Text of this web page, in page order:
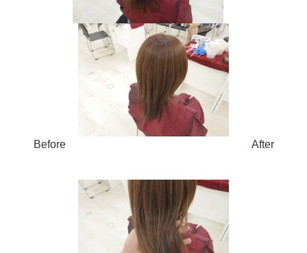
Before After